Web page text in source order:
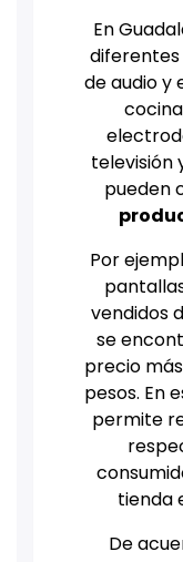
En
de audio y
televisión
pueden
Por
vendidos
se
precio
pesos. En
permite
tienda
De